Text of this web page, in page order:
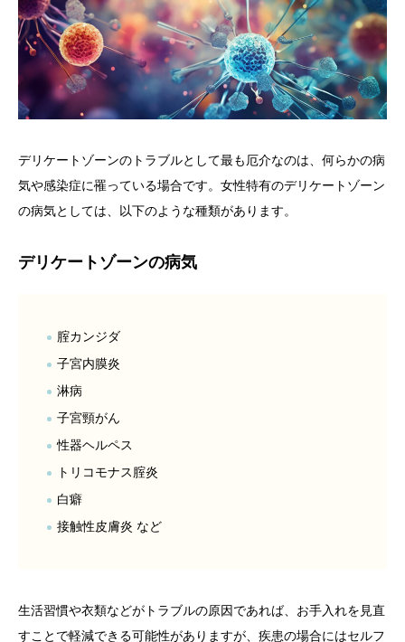
デリケートゾーンのトラブルとして最も厄介なのは、何らかの病
気や感染症に罹っている場合です。女性特有のデリケートゾーン
の病気としては、以下のような種類があります。
デリケートゾーンの病気
腟カンジダ
子宮内膜炎
淋病
子宮頸がん
性器ヘルペス
トリコモナス腟炎
白癖
接触性皮膚炎 など
生活習慣や衣類などがトラブルの原因であれば、お手入れを見直
すことで軽減できる可能性がありますが、疾患の場合にはセルフ